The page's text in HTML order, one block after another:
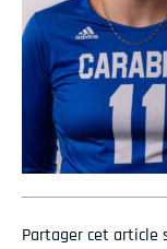
Partager cet article